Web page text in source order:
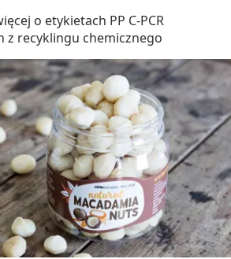
o etykietach PP C-PCR
z recyklingu chemicznego